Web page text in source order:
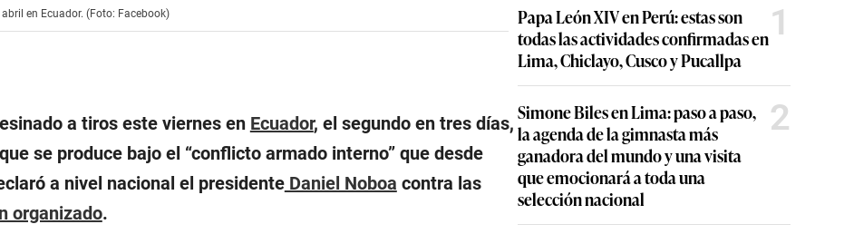
en Ecuador. (Foto: Facebook)
a tiros este viernes en Ecuador, el segundo en tres días,
se produce bajo el “conflicto armado interno” que desde
a nivel nacional el presidenteDaniel Noboa contra las
organizado.
Papa León XIV en Perú: estas son
todas las actividades confirmadas en
Lima, Chiclayo, Cusco y Pucallpa
1
Simone Biles en Lima: paso a paso,
la agenda de la gimnasta más
ganadora del mundo y una visita
que emocionará a toda una
selección nacional
2